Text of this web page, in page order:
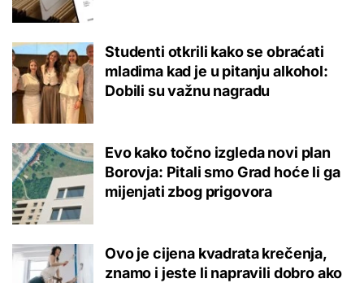
Studenti otkrili kako se obraćati
mladima kad je u pitanju alkohol:
Dobili su važnu nagradu
Evo kako točno izgleda novi plan
Borovja: Pitali smo Grad hoće li ga
mijenjati zbog prigovora
Ovo je cijena kvadrata krečenja,
znamo i jeste li napravili dobro ako